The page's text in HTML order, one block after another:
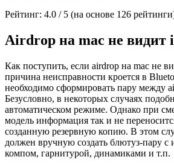
Рейтинг: 4.0 / 5 (на основе 126
Airdrop на mac не видит
Как поступить, если airdrop на mac не
причина неисправности кроется в
необходимо сформировать пару между
Безусловно, в некоторых случаях
автоматическом режиме. Однако при
модель информация так и не
созданную резервную копию. В этом
должен вручную создать блютуз-пару с
компом, гарнитурой, динамиками и т.п.